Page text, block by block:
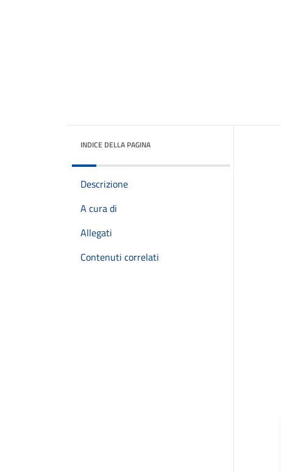
INDICE DELLA PAGINA
Descrizione
A cura di
Allegati
Contenuti correlati